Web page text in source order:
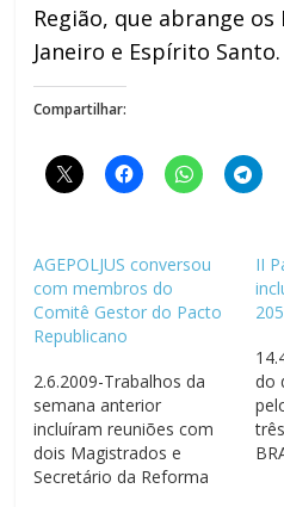
Região, que abrange os
Janeiro e Espírito Santo.
Compartilhar:
AGEPOLJUS conversou
com membros do
Comitê Gestor do Pacto
Republicano
2.6.2009-Trabalhos da
semana anterior
incluíram reuniões com
dois Magistrados e
Secretário da Reforma
II
do